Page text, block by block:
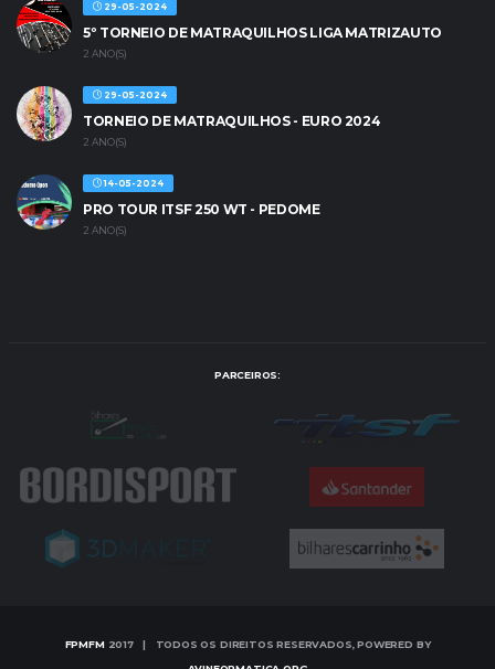
29-05-2024
5º TORNEIO DE MATRAQUILHOS LIGA MATRIZAUTO
2 ANO(S)
29-05-2024
TORNEIO DE MATRAQUILHOS - EURO 2024
2 ANO(S)
14-05-2024
PRO TOUR ITSF 250 WT - PEDOME
2 ANO(S)
PARCEIROS:
FPMFM2017 | TODOS OS DIREITOS RESERVADOS, POWERED BY